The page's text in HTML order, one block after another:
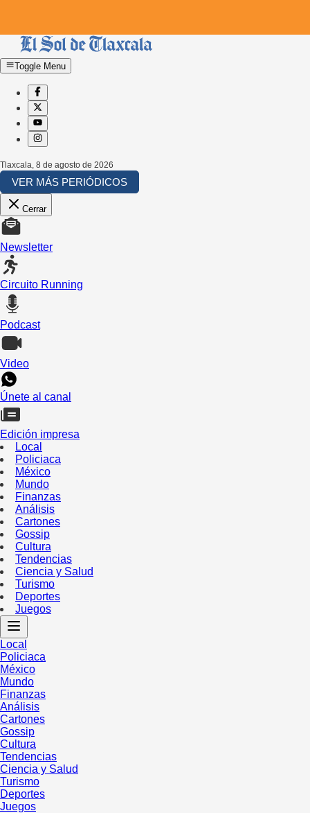
Toggle Menu
Tlaxcala 8 de agosto de 2026
VER MÁS PERIÓDICOS
Cerrar
Newsletter
Circuito Running
Podcast
Video
Únete al canal
Edición impresa
Local
Policiaca
México
Mundo
Finanzas
Análisis
Cartones
Gossip
Cultura
Tendencias
Ciencia y Salud
Turismo
Deportes
Juegos
Local
Policiaca
México
Mundo
Finanzas
Análisis
Cartones
Gossip
Cultura
Tendencias
Ciencia y Salud
Turismo
Deportes
Juegos